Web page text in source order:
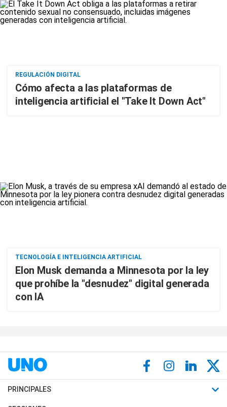
REGULACIÓN DIGITAL
Cómo afecta a las plataformas de
inteligencia artificial el "Take It Down Act"
TECNOLOGÍA E INTELIGENCIA ARTIFICIAL
Elon Musk demanda a Minnesota por la ley
que prohíbe la "desnudez" digital generada
con IA
PRINCIPALES